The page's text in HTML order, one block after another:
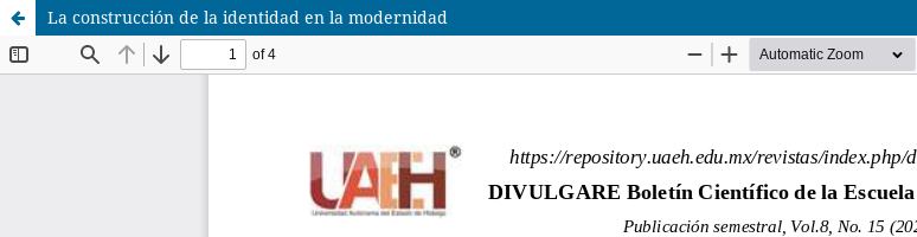
La construcción de la identidad en la modernidad